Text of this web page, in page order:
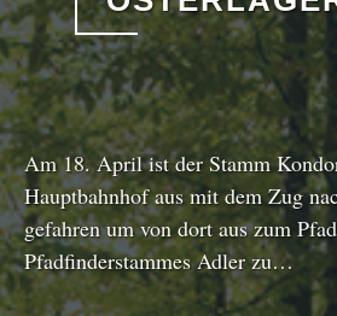
Am 18. April ist der Stamm
Hauptbahnhof aus mit dem Zug
gefahren um von dort aus zum
Pfadfinderstammes Adler zu…